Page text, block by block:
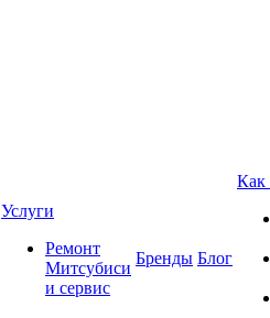
Услуги
Ремонт
Митсубиси
и сервис
Бренды Блог
Как